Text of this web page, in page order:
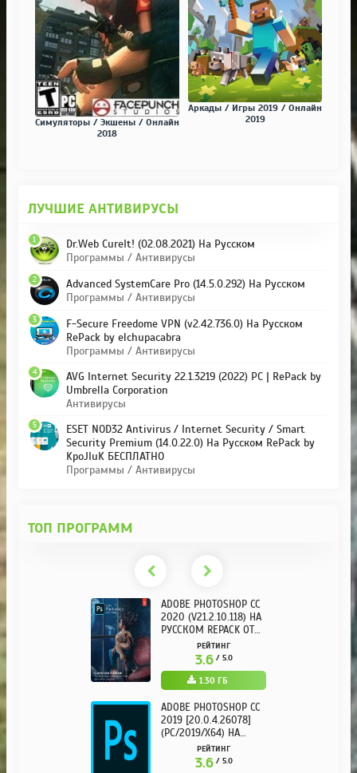
Симуляторы / Экшены / Онлайн
2018
Аркады / Игры 2019 / Онлайн
2019
ЛУЧШИЕ АНТИВИРУСЫ
Dr.Web CureIt! (02.08.2021) На Русском
Программы / Антивирусы
1
Advanced SystemCare Pro (14.5.0.292) На Русском
Программы / Антивирусы
2
F-Secure Freedome VPN (v2.42.736.0) На Русском
RePack by elchupacabra
Программы / Антивирусы
3
AVG Internet Security 22.1.3219 (2022) PC | RePack by
Umbrella Corporation
Антивирусы
4
ESET NOD32 Antivirus / Internet Security / Smart
Security Premium (14.0.22.0) На Русском RePack by
KpoJIuK БЕСПЛАТНО
Программы / Антивирусы
5
ТОП ПРОГРАММ
ADOBE PHOTOSHOP CC
2020 (V21.2.10.118) НА
РУССКОМ REPACK ОТ
KPOJIUKРЕЙТИНГ
3.6/ 5.0
1.30 ГБ
ADOBE PHOTOSHOP CC
2019 [20.0.4.26078]
(PC/2019/X64) НА
РУССКОМРЕЙТИНГ
3.6/ 5.0